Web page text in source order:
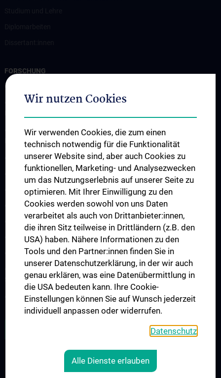
FORSCHUNG
Professur für Experimentelle Hirnstimulation / TPS
Arbeitsgruppe für Amyotrophe Lateralsklerose und andere
Arbeitsgruppe für Gedächtnisstörungen und
Demenzerkrankungen
Arbeitsgruppe Epilepsie
Arbeitsgruppe für Idiopathische intrakranielle Hypertension (IIH)
Arbeitsgruppe für Neurogenetik
Arbeitsgruppe für Neuroimmunologie
Arbeitsgruppe für Neuromuskuläre Erkrankungen
Arbeitsgruppe für Neuroonkologie
Arbeitsgruppe Neuropsychologie
Arbeitsgruppe für Schlafstörungen und schlafassoziierte
Störungen
Arbeitsgruppe für Schwindel- und Gleichgewichtsstörungen
Wir nutzen Cookies
Wir verwenden Cookies, die zum einen
technisch notwendig für die Funktionalität
unserer Website sind, aber auch Cookies zu
funktionellen, Marketing- und Analysezwecken
um das Nutzungserlebnis auf unserer Seite zu
optimieren. Mit Ihrer Einwilligung zu den
Cookies werden sowohl von uns Daten
verarbeitet als auch von Drittanbieter:innen,
die ihren Sitz teilweise in Drittländern (z.B. den
USA) haben. Nähere Informationen zu den
Tools und den Partner:innen finden Sie in
unserer Datenschutzerklärung, in der wir auch
genau erklären, was eine Datenübermittlung in
die USA bedeuten kann. Ihre Cookie-
Einstellungen können Sie auf Wunsch jederzeit
individuell anpassen oder widerrufen.
Datenschutz
Alle Dienste erlauben